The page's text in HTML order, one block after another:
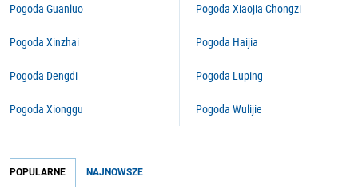
Pogoda Guanluo
Pogoda Xinzhai
Pogoda Dengdi
Pogoda Xionggu
Pogoda Xiaojia Chongzi
Pogoda Haijia
Pogoda Luping
Pogoda Wulijie
POPULARNE NAJNOWSZE